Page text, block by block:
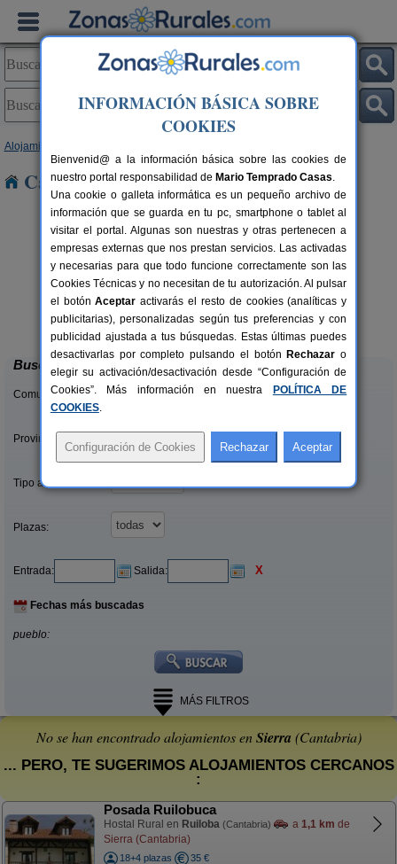
Alojamientos
Casas Rurales cerca de Sierra
20+1 pers.
desde25 €
La Casa del Lago de Campoo
Orzales (Cantabria)
Buscar
Comunidades:
Provincias/Islas:
Tipo alquiler:
Plazas:
Entrada: Salida: X
Fechas más buscadas
pueblo:
MÁS FILTROS
No se han encontrado alojamientos enSierra (Cantabria)
... PERO, TE SUGERIMOS ALOJAMIENTOS CERCANOS
:
Posada Ruilobuca
Hostal Rural en Ruiloba (Cantabria) a 1,1 km de
Sierra (Cantabria)
18+4 plazas
35 €
INFORMACIÓN BÁSICA SOBRE
COOKIES
Bienvenid@ a la información básica sobre las cookies de
nuestro portal responsabilidad de Mario Temprado Casas.
Una cookie o galleta informática es un pequeño archivo de
información que se guarda en tu pc, smartphone o tablet al
visitar el portal. Algunas son nuestras y otras pertenecen a
empresas externas que nos prestan servicios. Las activadas
y necesarias para que todo funcione correctamente son las
Cookies Técnicas y no necesitan de tu autorización. Al pulsar
el botónAceptar activarás el resto de cookies (analíticas y
publicitarias), personalizadas según tus preferencias y con
publicidad ajustada a tus búsquedas. Estas últimas puedes
desactivarlas por completo pulsando el botón Rechazar o
elegir su activación/desactivación desde “Configuración de
Cookies”. Más información en nuestra
POLÍTICA DE
COOKIES.